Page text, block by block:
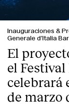
Inauguraciones &
Generale d’Italia
El
el
celebrará
de marzo